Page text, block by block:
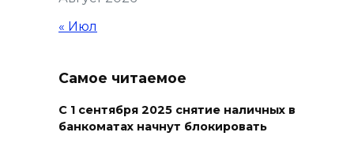
09 августа 2026 07:01
Горел сухостой: в Ростовской
08 августа 2026 23:10
« Июл
Самое читаемое
С 1 сентября 2025 снятие наличных в
банкоматах начнут блокировать